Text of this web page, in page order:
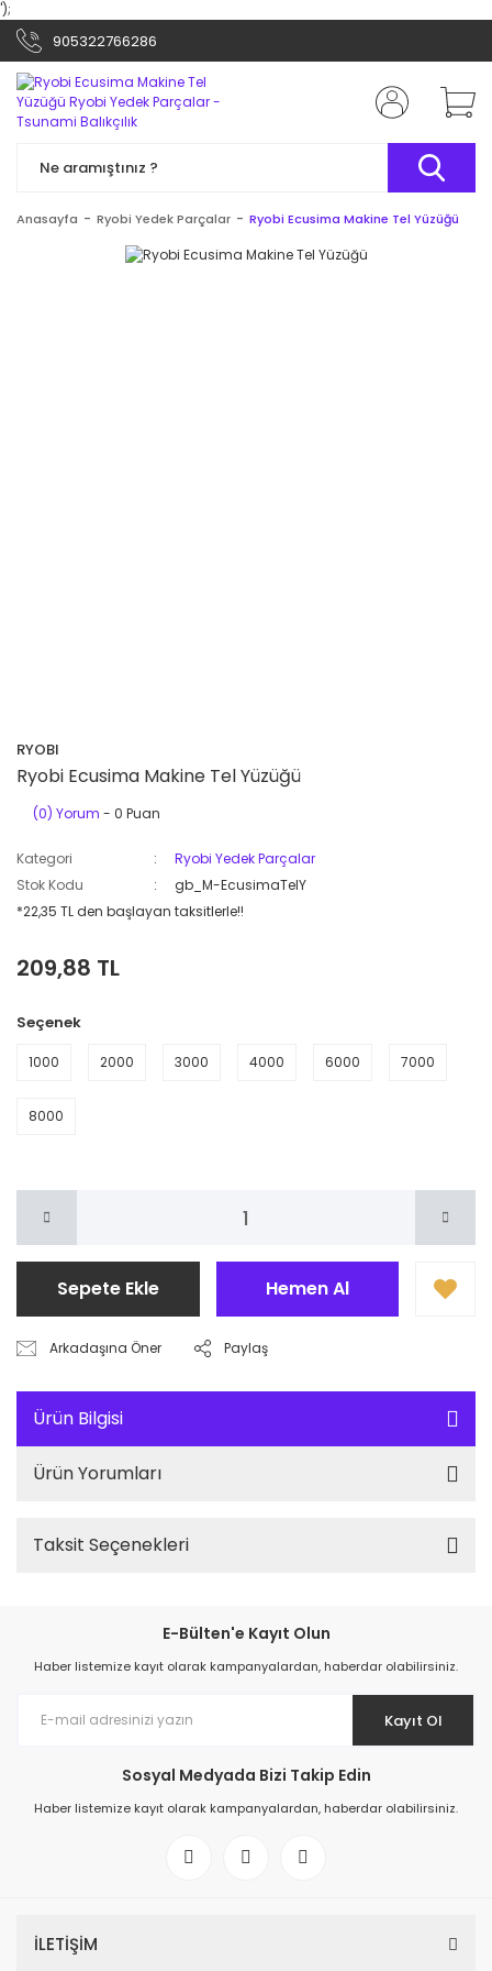
');
905322766286
Anasayfa Ryobi Yedek Parçalar Ryobi Ecusima Makine Tel Yüzüğü
RYOBI
Ryobi Ecusima Makine Tel Yüzüğü
(0) Yorum - 0 Puan
Kategori
Ryobi Yedek Parçalar
Stok Kodu
gb_M-EcusimaTelY
*22,35 TL den başlayan taksitlerle!!
209,88 TL
Seçenek
1000 2000 3000 4000 6000 7000
8000
Sepete Ekle Hemen Al
Arkadaşına Öner Paylaş
Ürün Bilgisi
Ürün Yorumları
Taksit Seçenekleri
E-Bülten'e Kayıt Olun
Haber listemize kayıt olarak kampanyalardan, haberdar olabilirsiniz.
Kayıt Ol
Sosyal Medyada Bizi Takip Edin
Haber listemize kayıt olarak kampanyalardan, haberdar olabilirsiniz.
İLETİŞİM